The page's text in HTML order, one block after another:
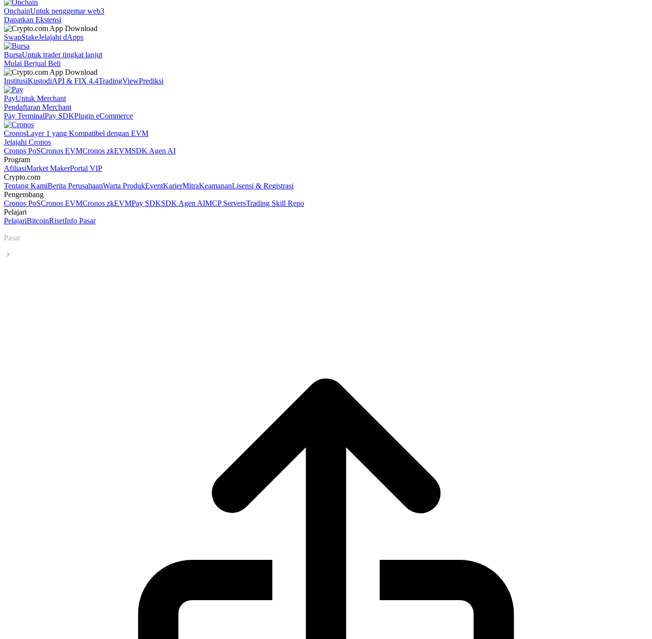
OnchainUntuk penggemar web3
Dapatkan Ekstensi
SwapStakeJelajahi dApps
BursaUntuk trader tingkat lanjut
Mulai Berjual Beli
InstitusiKustodiAPI & FIX 4.4TradingViewPrediksi
PayUntuk Merchant
Pendaftaran Merchant
Pay TerminalPay SDKPlugin eCommerce
CronosLayer 1 yang Kompatibel dengan EVM
Jelajahi Cronos
Cronos PoSCronos EVMCronos zkEVMSDK Agen AI
Program
AfiliasiMarket MakerPortal VIP
Crypto.com
Tentang KamiBerita PerusahaanWarta ProdukEventKarierMitraKeamananLisensi & Registrasi
Pengembang
Cronos PoSCronos EVMCronos zkEVMPay SDKSDK Agen AIMCP ServersTrading Skill Repo
Pelajari
PelajariBitcoinRisetInfo Pasar
Pasar